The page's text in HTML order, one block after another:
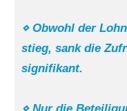
⋄ Obwohl der
stieg, sank die
signifikant.
⋄ Nur die